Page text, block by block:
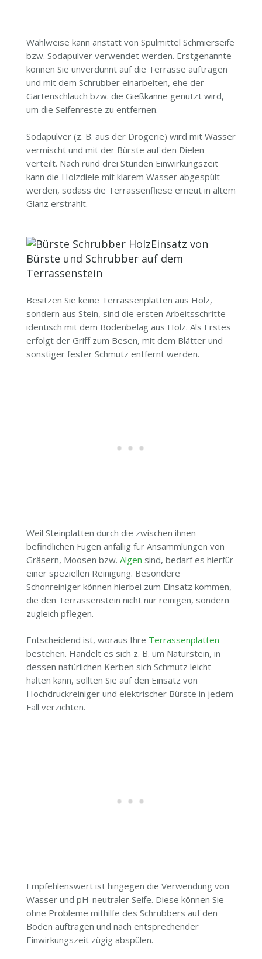
Wahlweise kann anstatt von Spülmittel Schmierseife
bzw. Sodapulver verwendet werden. Erstgenannte
können Sie unverdünnt auf die Terrasse auftragen
und mit dem Schrubber einarbeiten, ehe der
Gartenschlauch bzw. die Gießkanne genutzt wird,
um die Seifenreste zu entfernen.
Sodapulver (z. B. aus der Drogerie) wird mit Wasser
vermischt und mit der Bürste auf den Dielen
verteilt. Nach rund drei Stunden Einwirkungszeit
kann die Holzdiele mit klarem Wasser abgespült
werden, sodass die Terrassenfliese erneut in altem
Glanz erstrahlt.
Einsatz von
Bürste und Schrubber auf dem
Terrassenstein
Besitzen Sie keine Terrassenplatten aus Holz,
sondern aus Stein, sind die ersten Arbeitsschritte
identisch mit dem Bodenbelag aus Holz. Als Erstes
erfolgt der Griff zum Besen, mit dem Blätter und
sonstiger fester Schmutz entfernt werden.
Weil Steinplatten durch die zwischen ihnen
befindlichen Fugen anfällig für Ansammlungen von
Gräsern, Moosen bzw. Algen sind, bedarf es hierfür
einer speziellen Reinigung. Besondere
Schonreiniger können hierbei zum Einsatz kommen,
die den Terrassenstein nicht nur reinigen, sondern
zugleich pflegen.
Entscheidend ist, woraus Ihre Terrassenplatten
bestehen. Handelt es sich z. B. um Naturstein, in
dessen natürlichen Kerben sich Schmutz leicht
halten kann, sollten Sie auf den Einsatz von
Hochdruckreiniger und elektrischer Bürste in jedem
Fall verzichten.
Empfehlenswert ist hingegen die Verwendung von
Wasser und pH-neutraler Seife. Diese können Sie
ohne Probleme mithilfe des Schrubbers auf den
Boden auftragen und nach entsprechender
Einwirkungszeit zügig abspülen.